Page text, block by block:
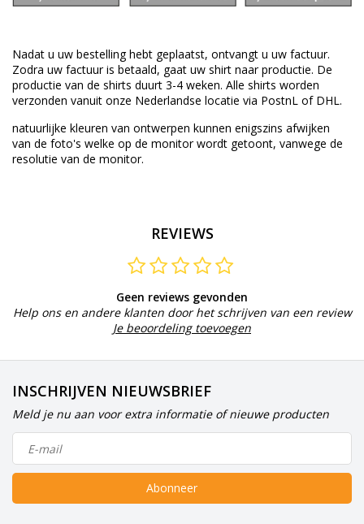
Nadat u uw bestelling hebt geplaatst, ontvangt u uw factuur.
Zodra uw factuur is betaald, gaat uw shirt naar productie. De
productie van de shirts duurt 3-4 weken. Alle shirts worden
verzonden vanuit onze Nederlandse locatie via PostnL of DHL.
natuurlijke kleuren van ontwerpen kunnen enigszins afwijken
van de foto's welke op de monitor wordt getoont, vanwege de
resolutie van de monitor.
REVIEWS
Geen reviews gevonden
Help ons en andere klanten door het schrijven van een review
Je beoordeling toevoegen
INSCHRIJVEN NIEUWSBRIEF
Meld je nu aan voor extra informatie of nieuwe producten
Abonneer